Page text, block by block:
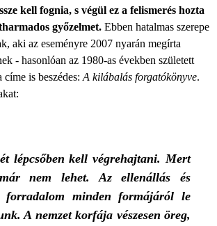
kell fognia, s végül ez a felismerés hozta
győzelmet. Ebben hatalmas szerepe
aki az eseményre 2007 nyarán megírta
- hasonlóan az 1980-as években született
címe is beszédes: A kilábalás forgatókönyve.
lépcsőben kell végrehajtani. Mert
már nem lehet. Az ellenállás és
forradalom minden formájáról le
A nemzet korfája vészesen öreg,